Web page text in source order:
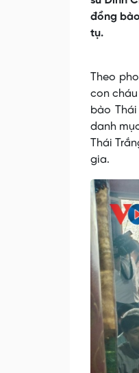
đồng
tụ.
Theo
con
bào
danh
Thái
gia.